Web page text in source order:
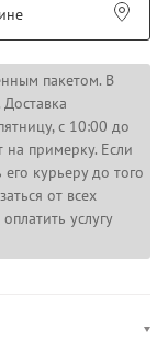
пакетом. В
с 10:00 до
примерку. Если
курьеру до того
от всех
услугу